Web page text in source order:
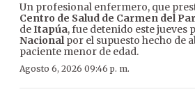
Un profesional enfermero, que
Centro de Salud de Carmen del
deItapúa, fue detenido este jueves
Nacionalpor el supuesto hecho de
paciente menor de edad.
Agosto 6, 2026 09:46 p. m.